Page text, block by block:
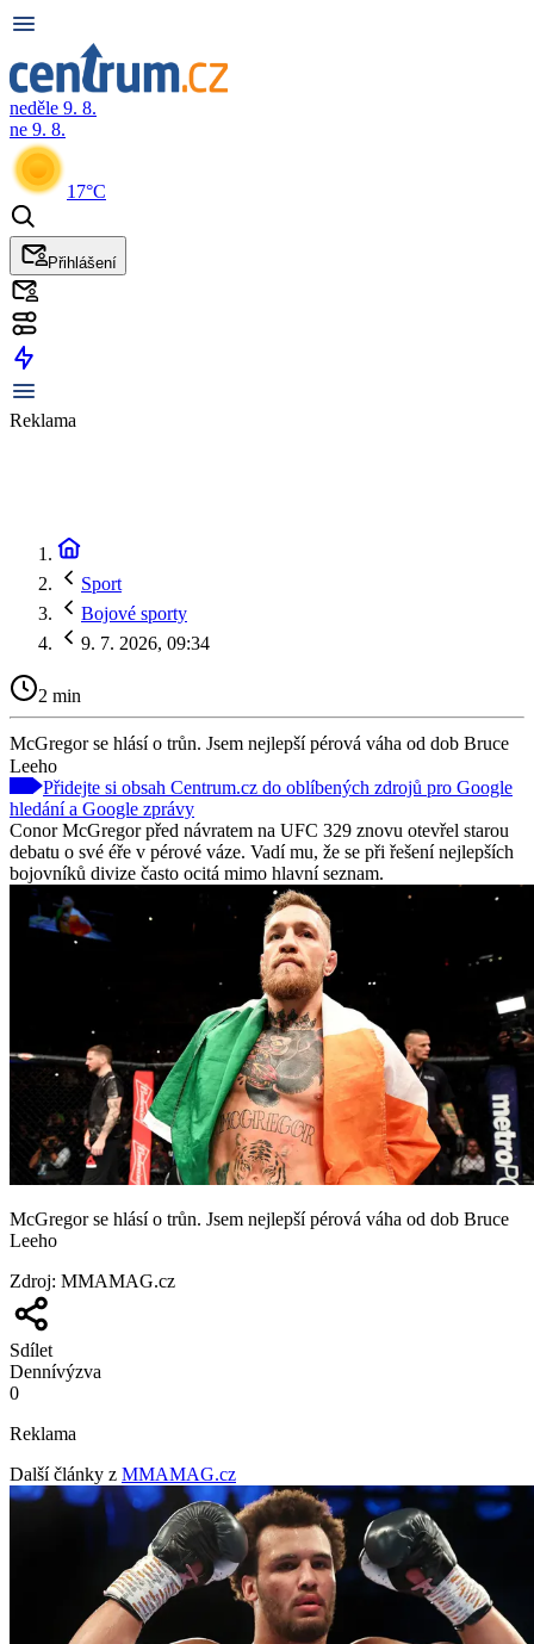
neděle 9. 8.
ne 9. 8.
17°C
Přihlášení
Reklama
Sport
Bojové sporty
9. 7. 2026, 09:34
2 min
McGregor se hlásí o trůn. Jsem nejlepší pérová váha od dob Bruce
Leeho
Přidejte si obsah Centrum.cz do oblíbených zdrojů pro Google
hledání a Google zprávy
Conor McGregor před návratem na UFC 329 znovu otevřel starou
debatu o své éře v pérové váze. Vadí mu, že se při řešení nejlepších
bojovníků divize často ocitá mimo hlavní seznam.
McGregor se hlásí o trůn. Jsem nejlepší pérová váha od dob Bruce
Leeho
Zdroj: MMAMAG.cz
Sdílet
Dennívýzva
0
Reklama
Další články z MMAMAG.cz